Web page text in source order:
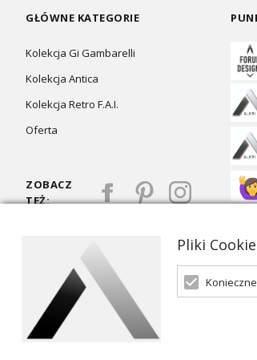
GŁÓWNE KATEGORIE
Kolekcja Gi Gambarelli
Kolekcja Antica
Kolekcja Retro F.A.I.
Oferta
ZOBACZ
TEŻ:
Oferta skierowana dla firm, w przypadku
Pliki Cookie
Konieczne